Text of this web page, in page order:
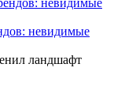
невидимые
ландшафт